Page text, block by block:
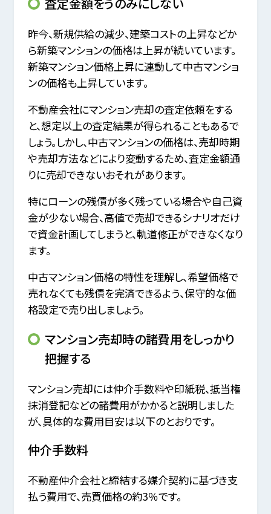
昨今、新規供給の減少、建築コストの上昇などか
ら新築マンションの価格は上昇が続いています。
新築マンション価格上昇に連動して中古マンショ
ンの価格も上昇しています。
不動産会社にマンション売却の査定依頼をする
と、想定以上の査定結果が得られることもあるで
しょう。しかし、中古マンションの価格は、売却時期
や売却方法などにより変動するため、査定金額通
りに売却できないおそれがあります。
特にローンの残債が多く残っている場合や自己資
金が少ない場合、高値で売却できるシナリオだけ
で資金計画してしまうと、軌道修正ができなくなり
ます。
中古マンション価格の特性を理解し、希望価格で
売れなくても残債を完済できるよう、保守的な価
格設定で売り出しましょう。
マンション売却時の諸費用をしっかり
把握する
マンション売却には仲介手数料や印紙税、抵当権
抹消登記などの諸費用がかかると説明しました
が、具体的な費用目安は以下のとおりです。
仲介手数料
不動産仲介会社と締結する媒介契約に基づき支
払う費用で、売買価格の約3％です。